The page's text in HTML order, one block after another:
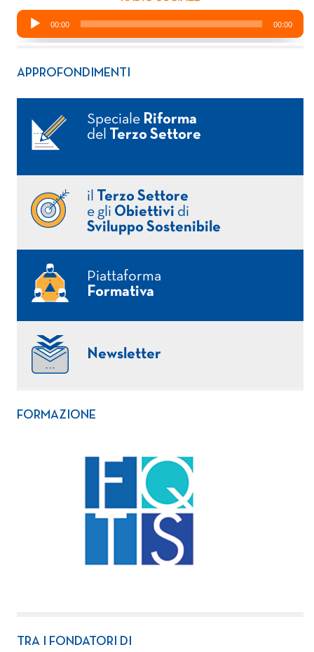
APPROFONDIMENTI
Speciale Riforma
del
Terzo Settore
il
Terzo Settore
e gli Obiettivi di
Sviluppo Sostenibile
Piattaforma
Formativa
Newsletter
FORMAZIONE
TRA I FONDATORI DI